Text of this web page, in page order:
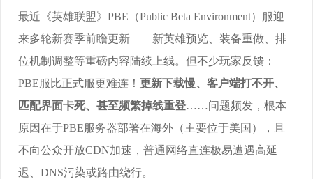
最近《英雄联盟》PBE（Public Beta Environment）服迎
来多轮新赛季前瞻更新——新英雄预览、装备重做、排
位机制调整等重磅内容陆续上线。但不少玩家反馈：
PBE服比正式服更难连！ 更新下载慢、客户端打不开、
匹配界面卡死、甚至频繁掉线重登……问题频发，根本
原因在于PBE服务器部署在海外（主要位于美国），且
不向公众开放CDN加速，普通网络直连极易遭遇高延
迟、DNS污染或路由绕行。